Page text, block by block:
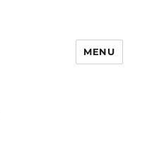
MENU